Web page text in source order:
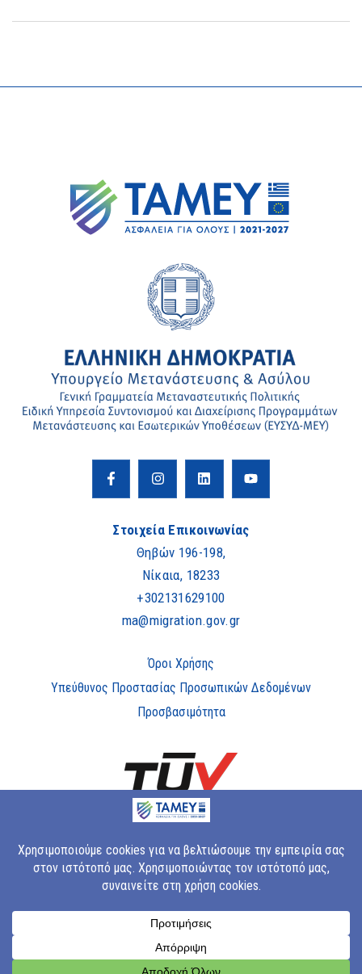
Στοιχεία Επικοινωνίας
Θηβών 196-198,
Νίκαια, 18233
+302131629100
ma@migration.gov.gr
Όροι Χρήσης
Υπεύθυνος Προστασίας Προσωπικών Δεδομένων
Προσβασιμότητα
Copyright © 2023